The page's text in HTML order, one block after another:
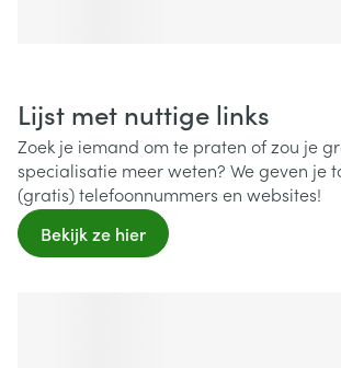
Lijst met nuttige links
Zoek je iemand om te praten of zou je
specialisatie meer weten? We geven je
(gratis) telefoonnummers en websites!
Bekijk ze hier